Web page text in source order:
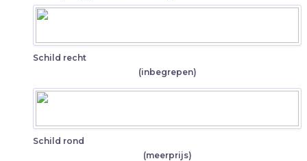
Schild recht
(inbegrepen)
Schild rond
(meerprijs)